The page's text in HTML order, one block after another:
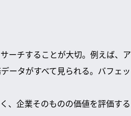
ーチすることが大切。例えば、ア
ータがすべて見られる。バフェッ
、企業そのものの価値を評価する